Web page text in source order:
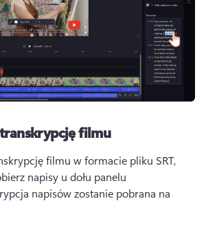
filmu
filmu w formacie pliku SRT,
napisy u dołu panelu
napisów zostanie pobrana na